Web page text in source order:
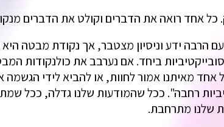
כל אחד רואה את הדברים וקולט את הדברים
הרבה ידע וניסיון מצטבר, אך נקודת מבטה
ביחד. אם נערבב את כולנקודות
אחד מאיתנו אמור לחוות, או להביא לידי הגשמה
רחבה". ככל שהמודעות שלנו גדלה, ככל
שלנו מתרחבת.